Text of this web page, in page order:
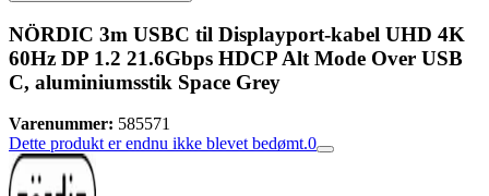
NÖRDIC 3m USBC til Displayport-kabel UHD 4K
60Hz DP 1.2 21.6Gbps HDCP Alt Mode Over USB
C, aluminiumsstik Space Grey
Varenummer: 585571
Dette produkt er endnu ikke blevet bedømt.0